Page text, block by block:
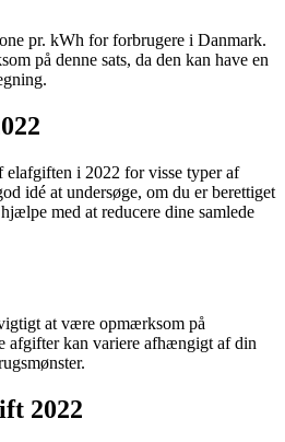
pr. kWh for forbrugere i Danmark.
på denne sats, da den kan have en
i 2022 for visse typer af
idé at undersøge, om du er berettiget
med at reducere dine samlede
at være opmærksom på
afgifter kan variere afhængigt af din
2022